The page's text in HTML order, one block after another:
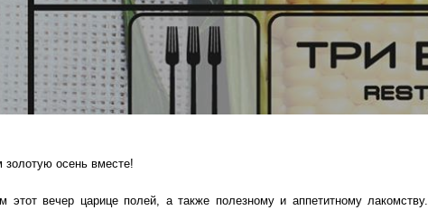
золотую осень вместе!
этот вечер царице полей, а также полезному и аппетитному